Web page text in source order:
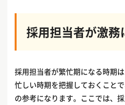
採用担当者が激務
採用担当者が繁忙期になる時期
忙しい時期を把握しておくこと
の参考になります。ここでは、